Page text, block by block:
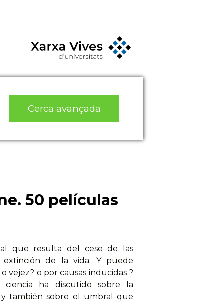
Cerca avançada
50 películas
que resulta del cese de las
extinción de la vida. Y puede
vejez? o por causas inducidas ?
ciencia ha discutido sobre la
también sobre el umbral que